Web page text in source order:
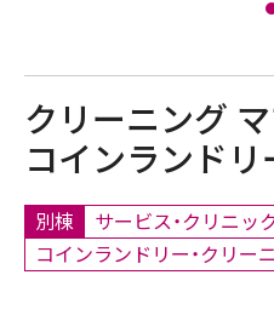
クリーニング
コインランドリ
別棟
サービス・クリニッ
コインランドリー・クリー